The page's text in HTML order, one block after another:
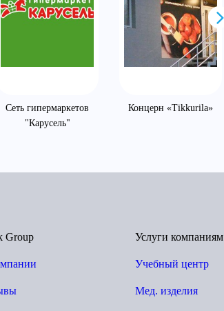
Сеть гипермаркетов
"Карусель"
Концерн «Tikkurila»
Group Услуги компаниям
Учебный центр
Мед. изделия